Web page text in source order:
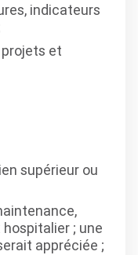
indicateurs
et
supérieur ou
; une
appréciée ;